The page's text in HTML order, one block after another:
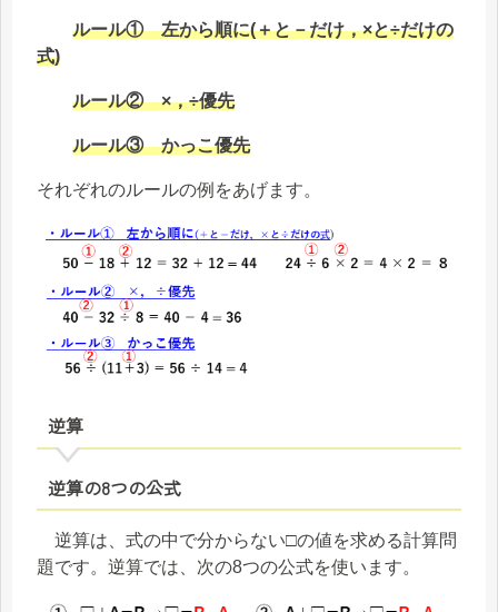
ルール① 左から順に(＋と－だけ，×と÷だけの
式)
ルール② ×，÷優先
ルール③ かっこ優先
それぞれのルールの例をあげます。
逆算
逆算の8つの公式
逆算は、式の中で分からない□の値を求める計算問
題です。逆算では、次の8つの公式を使います。